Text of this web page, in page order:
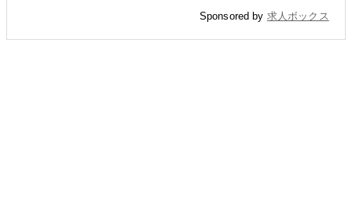
Sponsored by 求人ボックス